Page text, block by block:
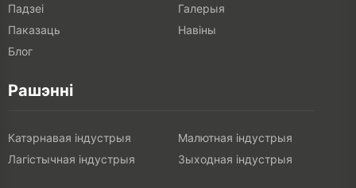
Падзеі
Галерыя
Паказаць
Навіны
Блог
Рашэнні
Катэрнавая індустрыя
Малютная індустрыя
Лагістычная індустрыя
Зыходная індустрыя